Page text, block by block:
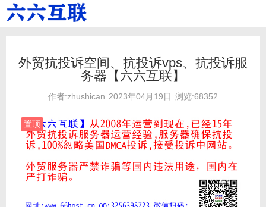

外贸抗投诉空间、抗投诉vps、抗投诉服
务器【六六互联】
作者:zhushican 2023年04月19日 浏览:68352
置顶